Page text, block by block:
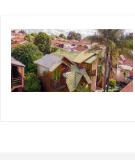
Pousadas em
Pousadas em
Pousadas em Praia
Pousadas em